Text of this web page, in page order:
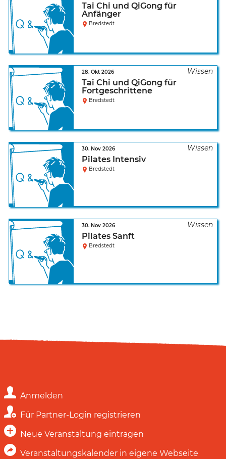
Tai Chi und QiGong für
Anfänger
Bredstedt
Tai Chi und QiGong für
Fortgeschrittene
28. Okt 2026
Bredstedt
Pilates Intensiv
30. Nov 2026
Bredstedt
Pilates Sanft
30. Nov 2026
Bredstedt
Anmelden
Für Partner-Login registrieren
Neue Veranstaltung eintragen
Veranstaltungskalender in eigene Webseite